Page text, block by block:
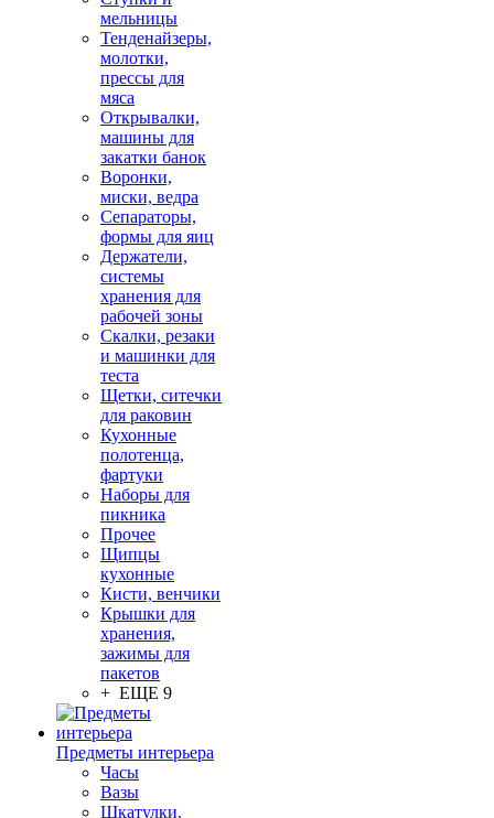
мельницы
Тенденайзеры,
молотки,
прессы для
мяса
Открывалки,
машины для
закатки банок
Воронки,
миски, ведра
Сепараторы,
формы для яиц
Держатели,
системы
хранения для
рабочей зоны
Скалки, резаки
и машинки для
теста
Щетки, ситечки
для раковин
Кухонные
полотенца,
фартуки
Наборы для
пикника
Прочее
Щипцы
кухонные
Кисти, венчики
Крышки для
хранения,
зажимы для
пакетов
+ ЕЩЕ 9
Предметы интерьера
Часы
Вазы
Шкатулки.